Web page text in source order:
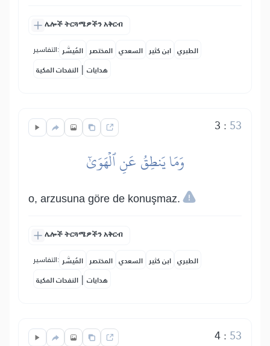
ሌሎች ትርጓሜዎችን አቅርብ
التفاسير: المُيسَّر المختصر السعدي ابن كثير الطبري
النفحات المكية | هدايات
3 : 53
وَمَا يَنطِقُ عَنِ ٱلۡهَوَىٰٓ
o, arzusuna göre de konuşmaz.
ሌሎች ትርጓሜዎችን አቅርብ
التفاسير: المُيسَّر المختصر السعدي ابن كثير الطبري
النفحات المكية | هدايات
4: 53